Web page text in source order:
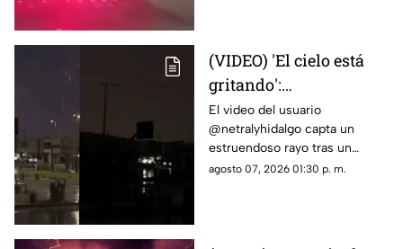
(VIDEO) 'El cielo está
gritando':
Impresionante sonido
durante un trueno en
Ciudad Juárez causa
asombro
El video del usuario
@netralyhidalgo capta un
estruendoso rayo tras un
momento de calma,
agosto 07, 2026 01:30 p. m.